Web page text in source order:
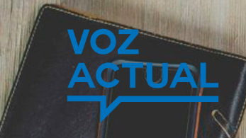
contenido